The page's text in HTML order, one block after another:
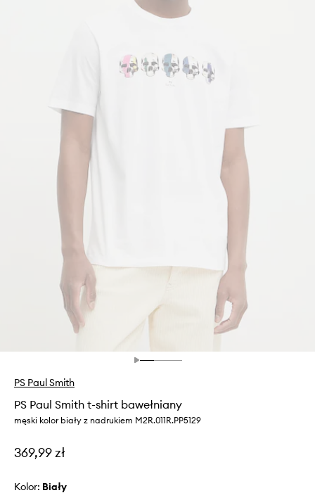
PS Paul Smith
PS Paul Smith t-shirt bawełniany
męski kolor biały z nadrukiem M2R.011R.PP5129
369,99 zł
Kolor: biały